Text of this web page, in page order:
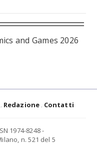
and Games 2026
Redazione Contatti
1974-8248 -
n. 521 del 5